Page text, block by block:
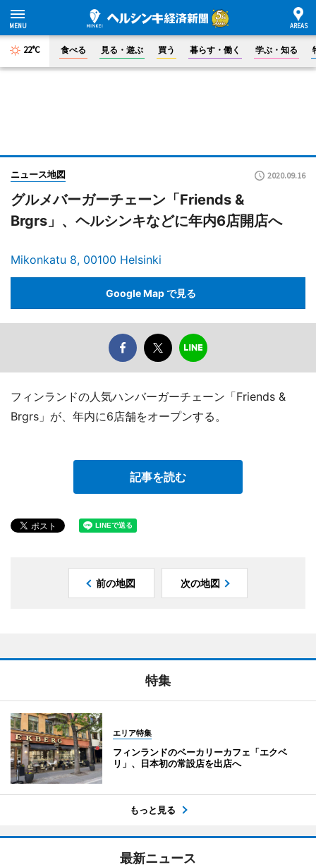
22°C 食べる 見る・遊ぶ 買う 暮らす・働く 学ぶ・知る
ニュース地図 2020.09.16
グルメバーガーチェーン「Friends &
Brgrs」、ヘルシンキなどに年内6店開店へ
Mikonkatu 8, 00100 Helsinki
Google Map で見る
フィンランドの人気ハンバーガーチェーン「Friends &
Brgrs」が、年内に6店舗をオープンする。
記事を読む
前の地図 次の地図
特集
エリア特集
フィンランドのベーカリーカフェ「エクベ
リ」、日本初の常設店を出店へ
もっと見る
最新ニュース